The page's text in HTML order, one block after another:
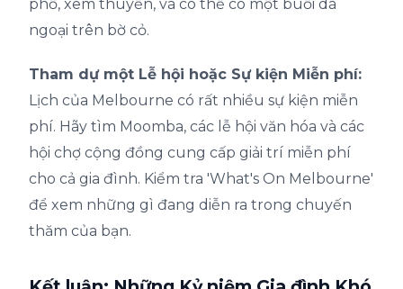
phố, xem thuyền, và có thể có một buổi dã
ngoại trên bờ cỏ.
Tham dự một Lễ hội hoặc Sự kiện Miễn phí:
Lịch của Melbourne có rất nhiều sự kiện miễn
phí. Hãy tìm Moomba, các lễ hội văn hóa và các
hội chợ cộng đồng cung cấp giải trí miễn phí
cho cả gia đình. Kiểm tra 'What's On Melbourne'
để xem những gì đang diễn ra trong chuyến
thăm của bạn.